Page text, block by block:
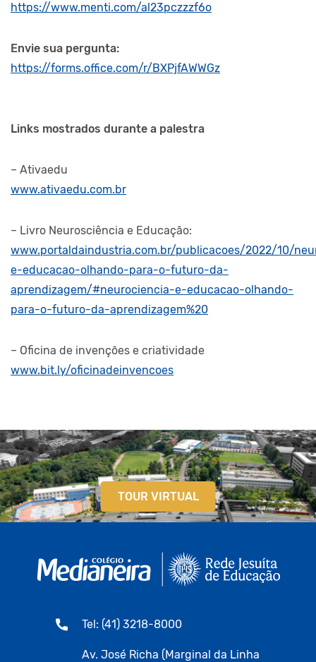
https://www.menti.com/al23pczzzf6o
Envie sua pergunta:
https://forms.office.com/r/BXPjfAWWGz
Links mostrados durante a palestra
– Ativaedu
www.ativaedu.com.br
– Livro Neurosciência e Educação:
www.portaldaindustria.com.br/publicacoes/2022/10/
e-educacao-olhando-para-o-futuro-da-
aprendizagem/#neurociencia-e-educacao-olhando-
para-o-futuro-da-aprendizagem%20
– Oficina de invenções e criatividade
www.bit.ly/oficinadeinvencoes
TOUR VIRTUAL
Tel: (41) 3218-8000
Av. José Richa (Marginal da Linha